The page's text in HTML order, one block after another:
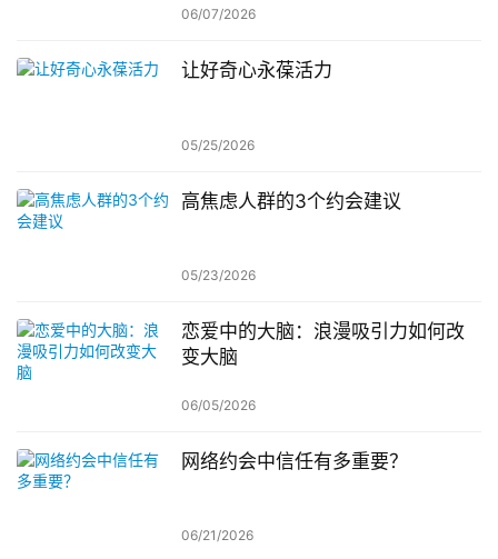
06/07/2026
让好奇心永葆活力
05/25/2026
高焦虑人群的3个约会建议
05/23/2026
恋爱中的大脑：浪漫吸引力如何改
变大脑
06/05/2026
网络约会中信任有多重要？
06/21/2026